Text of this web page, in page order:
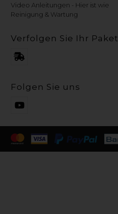
Video Anleitungen - Hier ist wie
Reinigung & Wartung
Verfolgen Sie Ihr Paket
Folgen Sie uns